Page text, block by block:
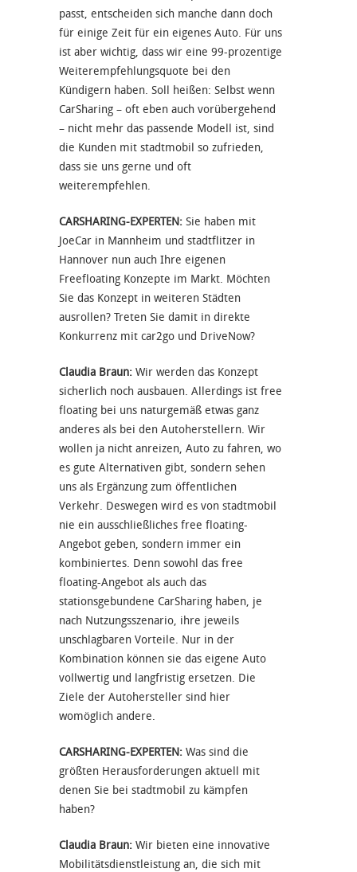
passt, entscheiden sich manche dann doch
für einige Zeit für ein eigenes Auto. Für uns
ist aber wichtig, dass wir eine 99-prozentige
Weiterempfehlungsquote bei den
Kündigern haben. Soll heißen: Selbst wenn
CarSharing – oft eben auch vorübergehend
– nicht mehr das passende Modell ist, sind
die Kunden mit stadtmobil so zufrieden,
dass sie uns gerne und oft
weiterempfehlen.
CARSHARING-EXPERTEN: Sie haben mit
JoeCar in Mannheim und stadtflitzer in
Hannover nun auch Ihre eigenen
Freefloating Konzepte im Markt. Möchten
Sie das Konzept in weiteren Städten
ausrollen? Treten Sie damit in direkte
Konkurrenz mit car2go und DriveNow?
Claudia Braun: Wir werden das Konzept
sicherlich noch ausbauen. Allerdings ist free
floating bei uns naturgemäß etwas ganz
anderes als bei den Autoherstellern. Wir
wollen ja nicht anreizen, Auto zu fahren, wo
es gute Alternativen gibt, sondern sehen
uns als Ergänzung zum öffentlichen
Verkehr. Deswegen wird es von stadtmobil
nie ein ausschließliches free floating-
Angebot geben, sondern immer ein
kombiniertes. Denn sowohl das free
floating-Angebot als auch das
stationsgebundene CarSharing haben, je
nach Nutzungsszenario, ihre jeweils
unschlagbaren Vorteile. Nur in der
Kombination können sie das eigene Auto
vollwertig und langfristig ersetzen. Die
Ziele der Autohersteller sind hier
womöglich andere.
CARSHARING-EXPERTEN: Was sind die
größten Herausforderungen aktuell mit
denen Sie bei stadtmobil zu kämpfen
haben?
Claudia Braun: Wir bieten eine innovative
Mobilitätsdienstleistung an, die sich mit